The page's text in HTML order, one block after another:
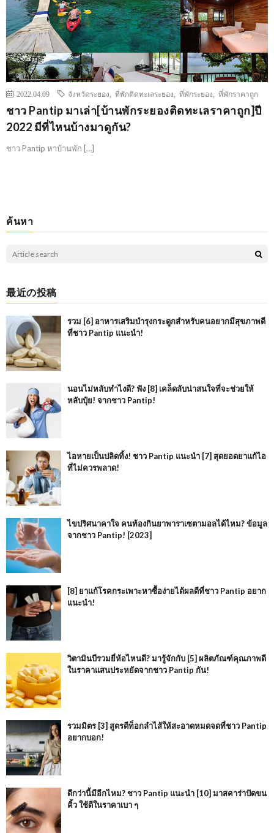
2022.04.09 จังหวัดระยอง ที่พักติดทะเลระยอง ที่พักระยอง ที่พักราคาถูก
ชาว Pantip มาเล่า[บ้านพักระยองติดทะเลราคาถูก]ปี
2022 มีที่ไหนบ้างมาดูกัน?
ชาว Pantip หาบ้านพัก […]
ค้นหา
最近の投稿
รวม [6] อาหารเสริมบำรุงกระดูกสำหรับคนอยากมีสุขภาพดี
ที่ชาว Pantip แนะนำ!
นอนไม่หลับทำไงดี? ฟัง [8] เคล็ดลับน่าสนใจที่จะช่วยให้
หลับปุ๋ย! จากชาว Pantip!
ไอหายเป็นปลิดทิ้ง! ชาว Pantip แนะนำ [7] สุดยอดยาแก้ไอ
ที่ไม่ควรพลาด!
ไขปริศนาคาใจ คนท้องกินยาพาราเซตามอลได้ไหม? ข้อมูล
จากชาว Pantip! [2023]
[8] ยาแก้โรคกระเพาะหาซื้อง่ายได้ผลดีที่ชาว Pantip อยาก
แนะนำ!
วิตามินบีรวมยี่ห้อไหนดี? มารู้จักกับ [5] ผลิตภัณฑ์คุณภาพดี
ในราคาแสนประหยัดจากชาว Pantip กัน!
รวมมิตร [3] สูตรดีท็อกลำไส้ให้สะอาดหมดจดที่ชาว Pantip
อยากบอก!
ดีกว่านี้มีอีกไหม? ชาว Pantip แนะนำ [10] มาสคาร่าปัดขน
คิ้ว ใช้ดีในราคาเบา ๆ